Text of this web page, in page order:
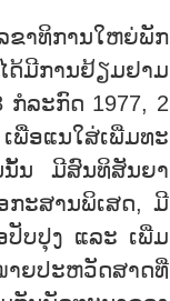
າທິການໃຫຍ່ພັກ
ມີການຢ້ຽມຢາມ
ກໍລະກົດ 1977, 2
ພື່ອແນໃສ່ເພີ່ມທະ
ນັ້ນ ມີສົນທິສັນຍາ
ະສານພິເສດ, ມີ
ປັບປຸງ ແລະ ເພີ່ມ
າຍປະຫວັດສາດທີ່